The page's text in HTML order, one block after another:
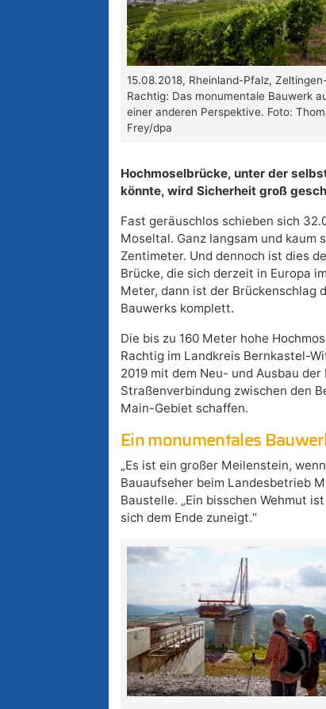
15.08.2018, Rheinland-Pfalz,
Rachtig: Das monumentale Bauwerk
einer anderen Perspektive. Foto:
Frey/dpa
Hochmoselbrücke, unter der
könnte, wird Sicherheit groß
Fast geräuschlos schieben sich
Moseltal. Ganz langsam und kaum
Zentimeter. Und dennoch ist dies
Brücke, die sich derzeit in Europa
Meter, dann ist der Brückenschlag
Bauwerks komplett.
Die bis zu 160 Meter hohe
Rachtig im Landkreis Bernkastel-
2019 mit dem Neu- und Ausbau
Straßenverbindung zwischen den
Main-Gebiet schaffen.
Ein monumentales
„Es ist ein großer Meilenstein,
Bauaufseher beim Landesbetrieb
Baustelle. „Ein bisschen Wehmut
sich dem Ende zuneigt.“